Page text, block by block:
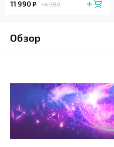
11 990 ₽ 14 990
Обзор